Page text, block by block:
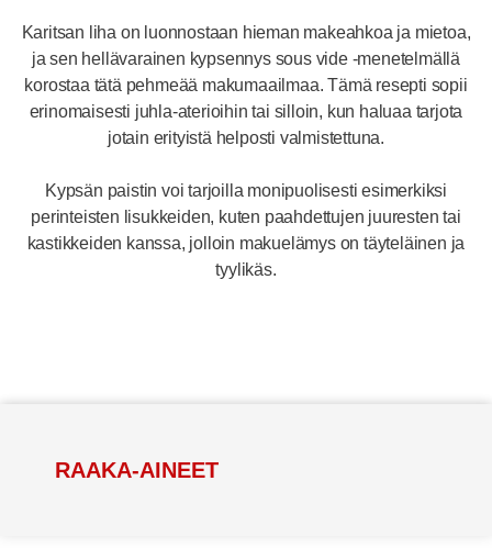
Karitsan liha on luonnostaan hieman makeahkoa ja mietoa,
ja sen hellävarainen kypsennys sous vide -menetelmällä
korostaa tätä pehmeää makumaailmaa. Tämä resepti sopii
erinomaisesti juhla-aterioihin tai silloin, kun haluaa tarjota
jotain erityistä helposti valmistettuna.
Kypsän paistin voi tarjoilla monipuolisesti esimerkiksi
perinteisten lisukkeiden, kuten paahdettujen juuresten tai
kastikkeiden kanssa, jolloin makuelämys on täyteläinen ja
tyylikäs.
RAAKA-AINEET